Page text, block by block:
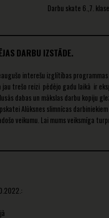
laureāti varēs saņemt savā
SKATĪT ŠEIT
konkursa II kārtā. Tie bija : vecumā
neiederēties”. Kolekciju
formātā, pievienojot katra
MODES SKATE:apskatāms šeit
Darbu skate 6.,7.
DARBU IZSTĀDE.
interešu izglītības programmas
jau trešo reizi pēdējo gadu laikā ir
dabas un mākslas darbu kopiju
Alūksnes slimnīcas
veikumu. Lai mums veiksmīga
pieaugušo interešu izglītības